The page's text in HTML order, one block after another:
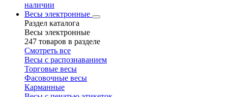
наличии
Весы электронные
Раздел каталога
Весы электронные
247 товаров в разделе
Смотреть все
Весы с распознаванием
Торговые весы
Фасовочные весы
Карманные